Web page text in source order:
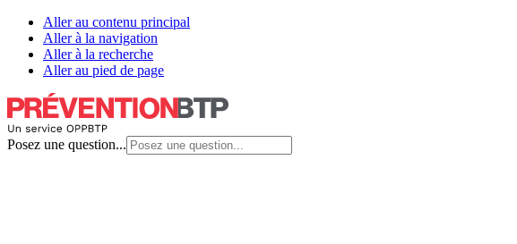
Aller au contenu principal
Aller à la navigation
Aller à la recherche
Aller au pied de page
Posez une question...